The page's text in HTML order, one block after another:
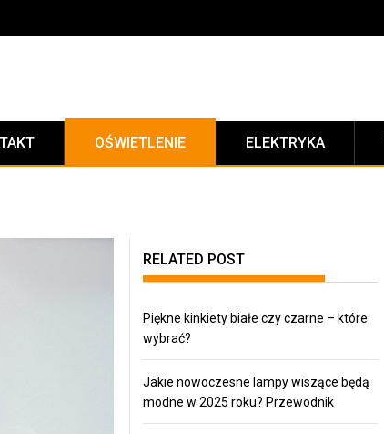
na lata
OŚWIETLENIE ELEKTRYKA
RELATED POST
Piękne kinkiety białe czy czarne – które
wybrać?
Jakie nowoczesne lampy wiszące będą
modne w 2025 roku? Przewodnik